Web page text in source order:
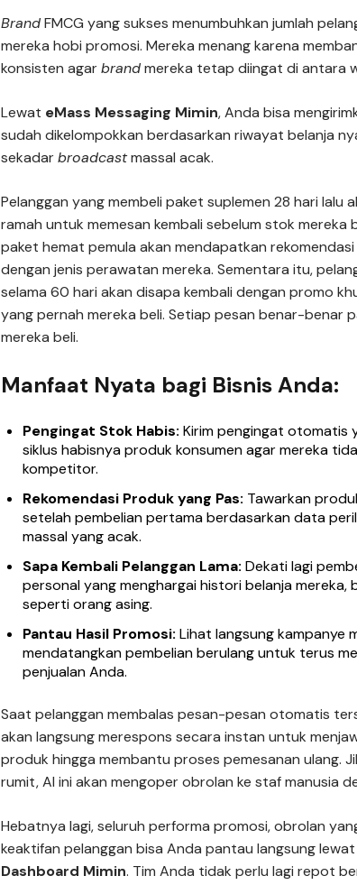
BrandFMCG yang sukses menumbuhkan jumlah
mereka hobi promosi. Mereka menang karena
konsisten agarbrandmereka tetap diingat di antara
Lewat eMass Messaging Mimin, Anda bisa
sudah dikelompokkan berdasarkan riwayat belanja
sekadarbroadcastmassal acak.
Pelanggan yang membeli paket suplemen 28 hari lalu
ramah untuk memesan kembali sebelum stok mereka
paket hemat pemula akan mendapatkan
dengan jenis perawatan mereka. Sementara itu,
selama 60 hari akan disapa kembali dengan promo
yang pernah mereka beli. Setiap pesan benar-benar
mereka beli.
Manfaat Nyata bagi Bisnis Anda:
Pengingat Stok Habis: Kirim pengingat otomatis
siklus habisnya produk konsumen agar mereka
kompetitor.
Rekomendasi Produk yang Pas: Tawarkan
setelah pembelian pertama berdasarkan data
massal yang acak.
Sapa Kembali Pelanggan Lama: Dekati lagi
personal yang menghargai histori belanja mereka,
seperti orang asing.
Pantau Hasil Promosi: Lihat langsung kampanye
mendatangkan pembelian berulang untuk terus
penjualan Anda.
Saat pelanggan membalas pesan-pesan otomatis
akan langsung merespons secara instan untuk
produk hingga membantu proses pemesanan ulang.
rumit, AI ini akan mengoper obrolan ke staf manusia
Hebatnya lagi, seluruh performa promosi, obrolan
keaktifan pelanggan bisa Anda pantau langsung
Dashboard Mimin. Tim Anda tidak perlu lagi repot